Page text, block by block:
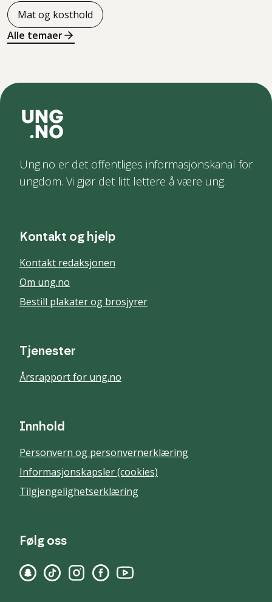
Mat og kosthold
Alle temaer
Ung.no er det offentliges informasjonskanal for
ungdom. Vi gjør det litt lettere å være ung.
Kontakt og hjelp
Kontakt redaksjonen
Om ung.no
Bestill plakater og brosjyrer
Tjenester
Årsrapport for ung.no
Innhold
Personvern og personvernerklæring
Informasjonskapsler (cookies)
Tilgjengelighetserklæring
Følg oss